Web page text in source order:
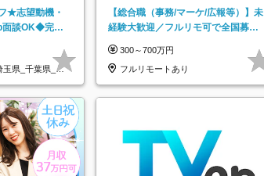
★志望動機・
面談OK◆完全
玉県_千葉県_大
ットグループ】
【総合職（事務/マーケ/広報等）】未
経験大歓迎／フルリモ可で全国募
★
300～700万円
フルリモートあり